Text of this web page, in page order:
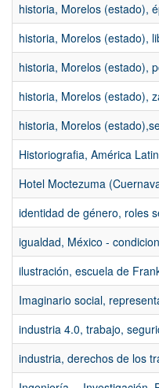
historia, Morelos (estado),
historia, Morelos (estado),
historia, Morelos (estado),
historia, Morelos (estado),
historia, Morelos
Historiografia, América
Hotel Moctezuma
identidad de género, roles
igualdad, México -
ilustración, escuela de
Imaginario social,
industria 4.0, trabajo,
industria, derechos de los